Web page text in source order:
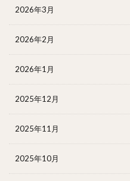
2026年3月
2026年2月
2026年1月
2025年12月
2025年11月
2025年10月